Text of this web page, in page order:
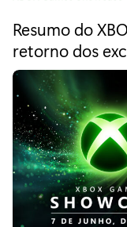
t
e
o
a
:
Resumo do
retorno dos